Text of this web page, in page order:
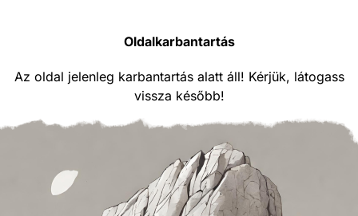
Oldalkarbantartás
Az oldal jelenleg karbantartás alatt áll! Kérjük, látogass
vissza később!